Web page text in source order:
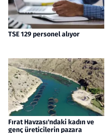
TSE 129 personel alıyor
Fırat Havzası'ndaki kadın ve
genç üreticilerin pazara